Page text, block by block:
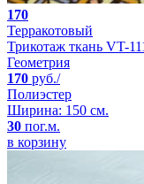
170
Терракотовый
Трикотаж ткань VT-
Геометрия
170 руб./
Полиэстер
Ширина: 150 см.
30 пог.м.
в корзину